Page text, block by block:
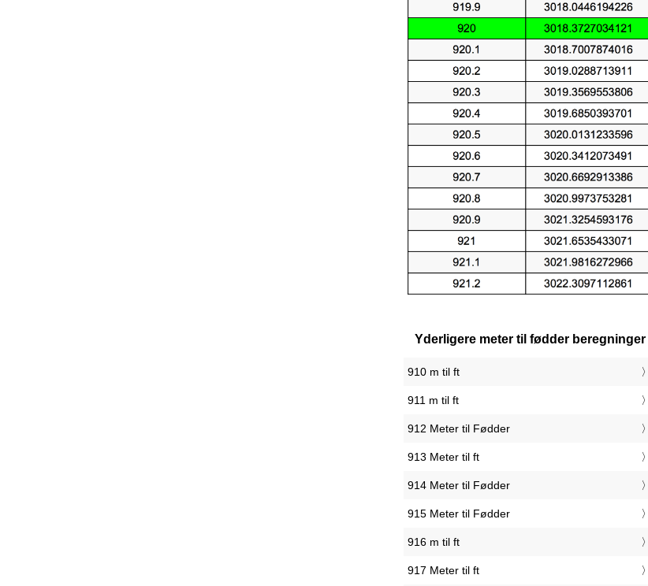
Yderligere meter til fødder beregninger
910 m til ft
911 m til ft
912 Meter til Fødder
913 Meter til ft
914 Meter til Fødder
915 Meter til Fødder
916 m til ft
917 Meter til ft